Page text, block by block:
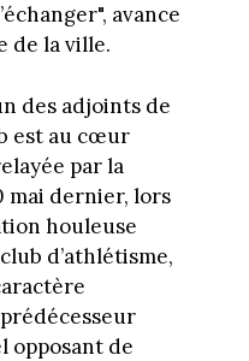
avance
de la ville.
des adjoints de
est au cœur
par la
mai dernier, lors
houleuse
d’athlétisme,
opposant de